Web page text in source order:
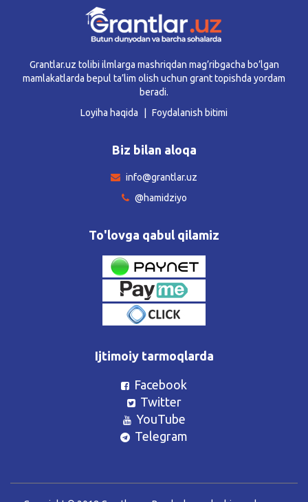
Grantlar.uz tolibi ilmlarga mashriqdan mag’ribgacha bo’lgan
mamlakatlarda bepul ta’lim olish uchun grant topishda yordam
beradi.
Loyiha haqida
Foydalanish bitimi
Biz bilan aloqa
info@grantlar.uz
@hamidziyo
To'lovga qabul qilamiz
Ijtimoiy tarmoqlarda
Facebook
Twitter
YouTube
Telegram